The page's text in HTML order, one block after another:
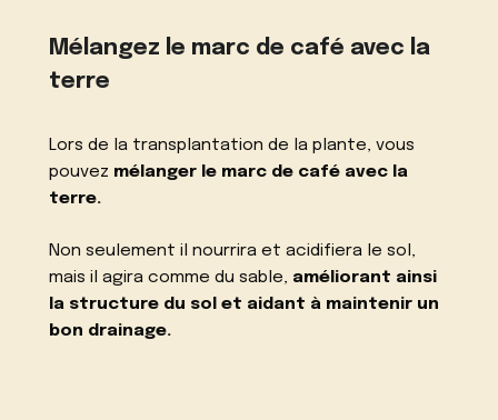
Mélangez le marc de café avec la
terre
Lors de la transplantation de la plante, vous
pouvez mélanger le marc de café avec la
terre.
Non seulement il nourrira et acidifiera le sol,
mais il agira comme du sable, améliorant ainsi
la structure du sol et aidant à maintenir un
bon drainage.